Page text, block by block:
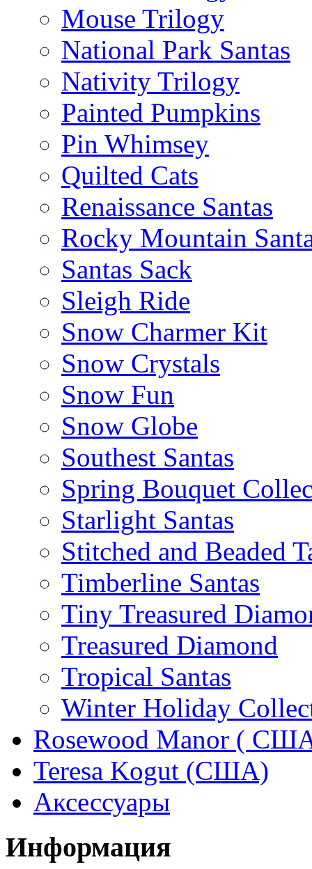
Mouse Trilogy
National Park Santas
Nativity Trilogy
Painted Pumpkins
Pin Whimsey
Quilted Cats
Renaissance Santas
Rocky Mountain
Santas Sack
Sleigh Ride
Snow Charmer Kit
Snow Crystals
Snow Fun
Snow Globe
Southest Santas
Spring Bouquet
Starlight Santas
Stitched and Beaded
Timberline Santas
Tiny Treasured
Treasured Diamond
Tropical Santas
Winter Holiday
Rosewood Manor (
Teresa Kogut (США)
Аксессуары
Информация